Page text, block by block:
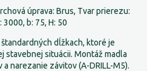
úprava: Brus, Tvar prierezu:
3000, b: 75, H: 50
dĺžkach, ktoré je
situácii. Montáž madla
narezanie závitov (A-DRILL-M5).